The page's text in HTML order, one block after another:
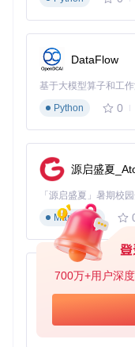
700万+用户深
# 安装系统依赖：包
RUN apt-get
build-
    &&
rm -rf /
# 创建隔离conda环境
RUN conda create -
# 安装RD-Agent核心
RUN
cd /workspace
cd RD-Agent
执行镜像构建
⚠️ 构建前确保磁盘空
DataFlow
基于大模型算子和工
Python
0
源启盛夏
Markdown
py-xiaozhi
Python
0